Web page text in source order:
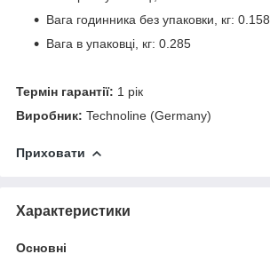
Вага годинника без упаковки, кг: 0.158
Вага в упаковці, кг: 0.285
Термін гарантії: 1 рік
Виробник: Technoline (Germany)
Приховати
Характеристики
Основні